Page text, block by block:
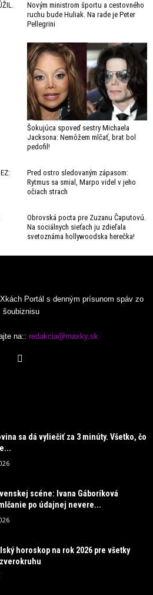
Novým ministrom športu a cestovného
ruchu bude Huliak. Na rade je Peter
Pellegrini
Šokujúca spoveď sestry Michaela
Jacksona: Nemôžem mlčať, brat bol
pedofil!
Pred ostro sledovaným zápasom:
Rytmus sa smial, Marpo videl v jeho
očiach strach
Obrovská pocta pre Zuzanu Čaputovú.
Na sociálnych sieťach ju zdieľala
svetoznáma hollywoodska herečka!
Portál s denným prísunom spáv zo
šoubiznisu
na:: redakcia@maxky.sk
sa dá vyliečiť za 3 minúty. Všetko, čo
scéne: Ivana Gáboríková
po údajnej nevere...
horoskop na rok 2026 pre všetky